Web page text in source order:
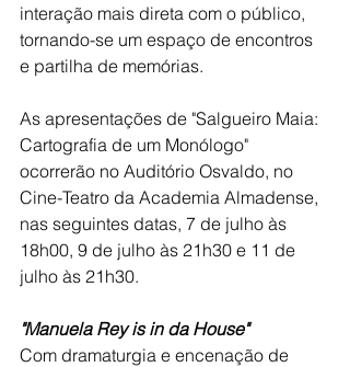
interação mais direta com o público,
tornando-se um espaço de encontros
e partilha de memórias.
As apresentações de "Salgueiro Maia:
Cartografia de um Monólogo"
ocorrerão no Auditório Osvaldo, no
Cine-Teatro da Academia Almadense,
nas seguintes datas, 7 de julho às
18h00, 9 de julho às 21h30 e 11 de
julho às 21h30.
"Manuela Rey is in da House"
Com dramaturgia e encenação de